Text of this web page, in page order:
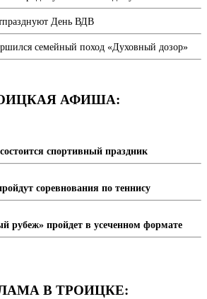
День ВДВ
семейный поход «Духовный дозор»
АФИША:
спортивный праздник
соревнования по теннису
рубеж» пройдет в усеченном формате
В ТРОИЦКЕ: